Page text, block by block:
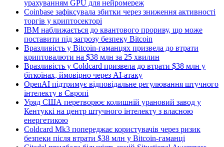
урахуванням GPU для нейромереж
Coinbase зафіксувала збитки через зниження активності
торгів у криптосекторі
IBM наближається до квантового прориву, що може
поставити під загрозу безпеку Bitcoin
Вразливість у Bitcoin-гаманцях призвела до втрати
криптовалюти на $38 млн за 25 хвилин
Вразливість у Coldcard призвела до втрати $38 млн у
біткоїнах, ймовірно через AI-атаку
OpenAI підтримує відповідальне регулювання штучного
інтелекту в Європі
Уряд США перетворює колишній урановий завод у
Кентуккі на центр штучного інтелекту з власною
енергетикою
Coldcard Mk3 попереджає користувачів через ризик
безпеки після втрати $38 млн у Bitcoin-гаманці